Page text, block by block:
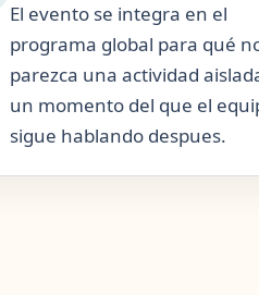
El evento se integra en el
programa global para qué
parezca una actividad
un momento del que el
sigue hablando despues.